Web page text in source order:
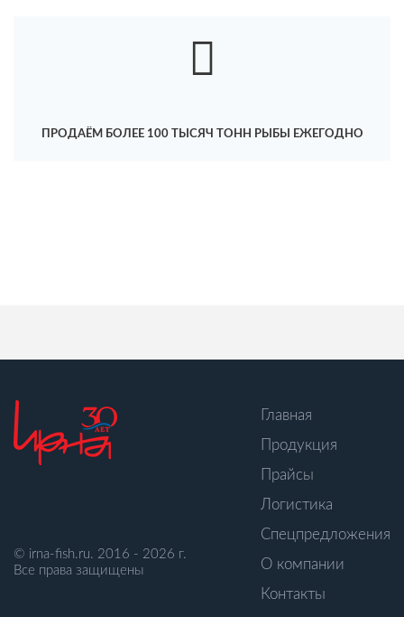
ПРОДАЁМ БОЛЕЕ 100 ТЫСЯЧ ТОНН РЫБЫ ЕЖЕГОДНО
© irna-fish.ru. 2016 - 2026 г.
Все права защищены
Главная
Продукция
Прайсы
Логистика
Спецпредложения
О компании
Контакты